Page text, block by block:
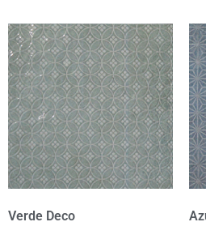
Verde Deco